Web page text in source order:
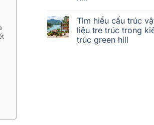
Tìm hiểu cấu trúc
liệu tre trúc trong
trúc green hill